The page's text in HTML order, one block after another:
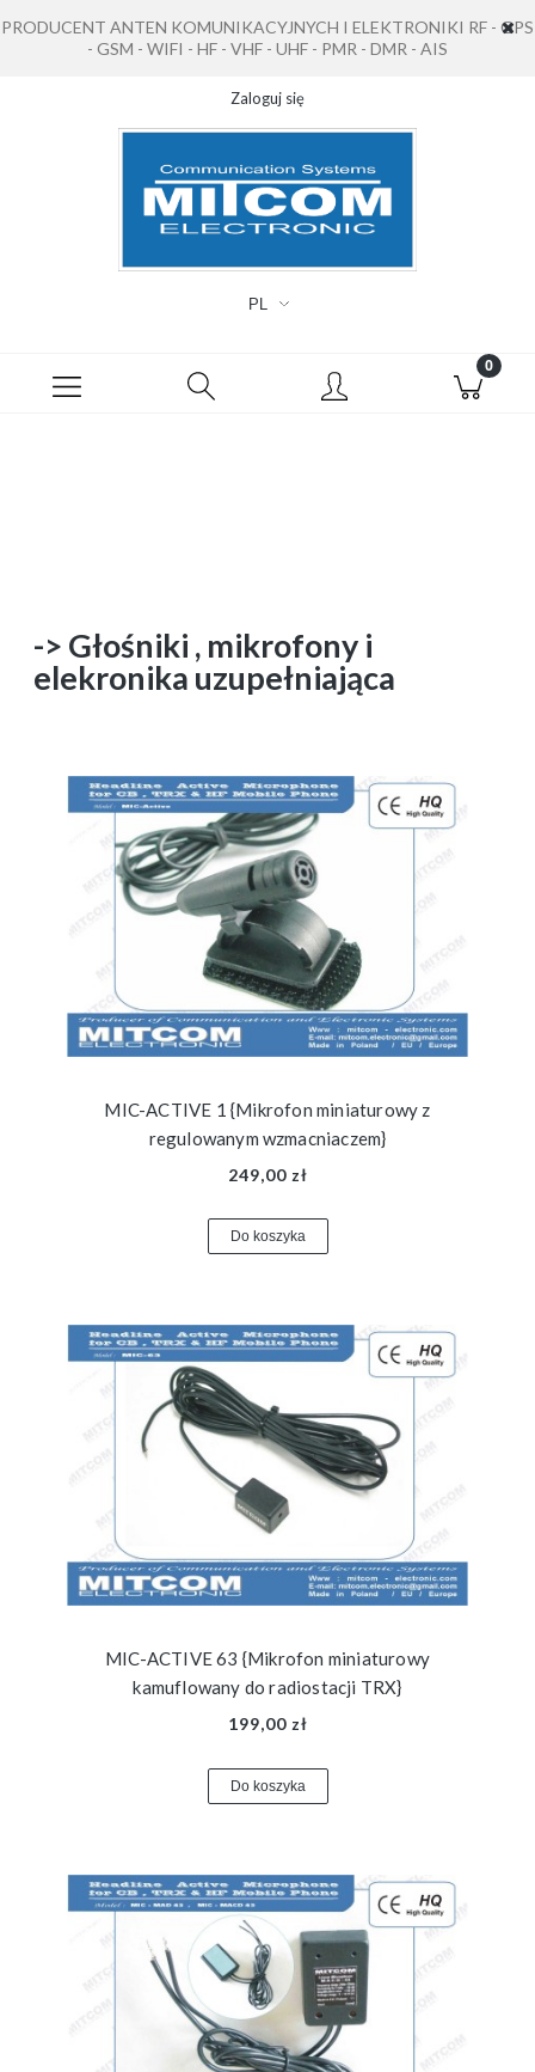
PRODUCENT ANTEN KOMUNIKACYJNYCH I ELEKTRONIKI RF - GPS
- GSM - WIFI - HF - VHF - UHF - PMR - DMR - AIS
Zaloguj się
-> Głośniki , mikrofony i
elekronika uzupełniająca
MIC-ACTIVE 1 {Mikrofon miniaturowy z
regulowanym wzmacniaczem}
249,00 zł
Do koszyka
MIC-ACTIVE 63 {Mikrofon miniaturowy
kamuflowany do radiostacji TRX}
199,00 zł
Do koszyka